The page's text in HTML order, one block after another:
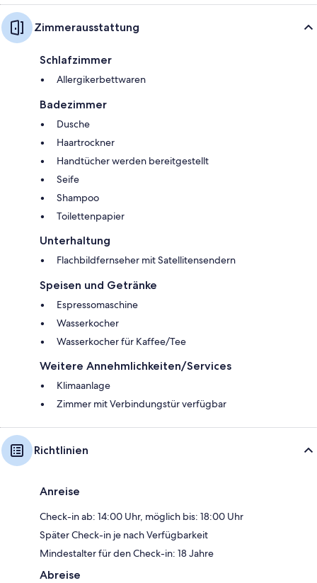
Zimmerausstattung
Schlafzimmer
Allergikerbettwaren
Badezimmer
Dusche
Haartrockner
Handtücher werden bereitgestellt
Seife
Shampoo
Toilettenpapier
Unterhaltung
Flachbildfernseher mit Satellitensendern
Speisen und Getränke
Espressomaschine
Wasserkocher
Wasserkocher für Kaffee/Tee
Weitere Annehmlichkeiten/Services
Klimaanlage
Zimmer mit Verbindungstür verfügbar
Richtlinien
Anreise
Check-in ab: 14:00 Uhr, möglich bis: 18:00 Uhr
Später Check-in je nach Verfügbarkeit
Mindestalter für den Check-in: 18 Jahre
Abreise